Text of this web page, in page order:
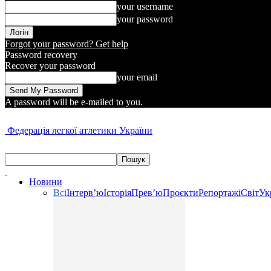
your username
your password
Forgot your password? Get help
Password recovery
Recover your password
your email
A password will be e-mailed to you.
Федерація легкої атлетики України
Новини
ВсіІнтерв’юІсторіяПрев’юПроєктиРепортажіСвіт